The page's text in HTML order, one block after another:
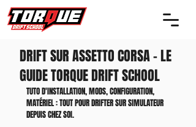
DRIFT SUR ASSETTO CORSA - LE
GUIDE TORQUE DRIFT SCHOOL
TUTO D'INSTALLATION, MODS, CONFIGURATION,
MATÉRIEL : TOUT POUR DRIFTER SUR SIMULATEUR
DEPUIS CHEZ SOI.